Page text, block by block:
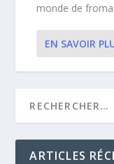
monde de
EN SAVOIR
ARTICLES